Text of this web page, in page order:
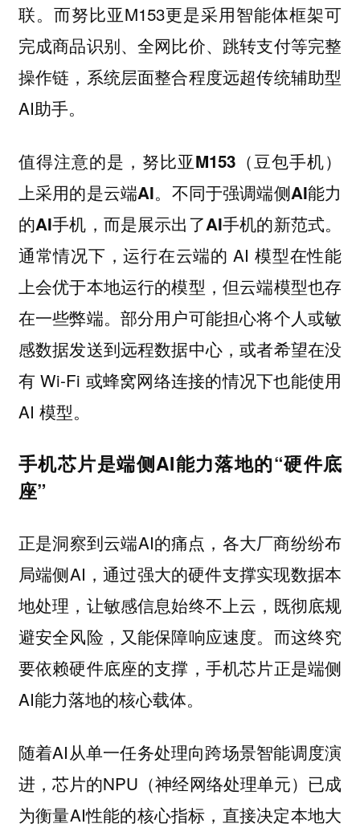
联。而努比亚M153更是采用智能体框架可
完成商品识别、全网比价、跳转支付等完整
操作链，系统层面整合程度远超传统辅助型
AI助手。
值得注意的是，努比亚M153（豆包手机）
上采用的是云端AI。不同于强调端侧AI能力
的AI手机，而是展示出了AI手机的新范式。
通常情况下，运行在云端的 AI 模型在性能
上会优于本地运行的模型，但云端模型也存
在一些弊端。部分用户可能担心将个人或敏
感数据发送到远程数据中心，或者希望在没
有 Wi-Fi 或蜂窝网络连接的情况下也能使用
AI 模型。
手机芯片是端侧AI能力落地的“硬件底
座”
正是洞察到云端AI的痛点，各大厂商纷纷布
局端侧AI，通过强大的硬件支撑实现数据本
地处理，让敏感信息始终不上云，既彻底规
避安全风险，又能保障响应速度。而这终究
要依赖硬件底座的支撑，手机芯片正是端侧
AI能力落地的核心载体。
随着AI从单一任务处理向跨场景智能调度演
进，芯片的NPU（神经网络处理单元）已成
为衡量AI性能的核心指标，直接决定本地大